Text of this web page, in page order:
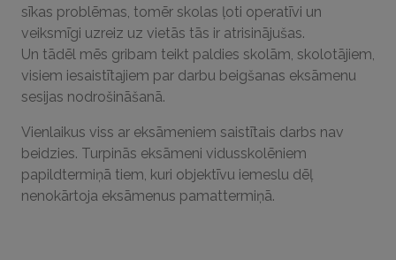
sīkas problēmas, tomēr skolas ļoti operatīvi un
veiksmīgi uzreiz uz vietās tās ir atrisinājušas.
Un tādēl mēs gribam teikt paldies skolām, skolotājiem,
visiem iesaistītajiem par darbu beigšanas eksāmenu
sesijas nodrošināšanā.
Vienlaikus viss ar eksāmeniem saistītais darbs nav
beidzies. Turpinās eksāmeni vidusskolēniem
papildtermiņā tiem, kuri objektīvu iemeslu dēļ
nenokārtoja eksāmenus pamattermiņā.